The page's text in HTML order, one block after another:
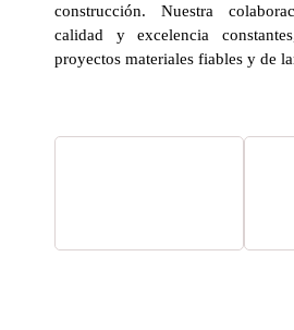
construcción. Nuestra
calidad y excelencia
proyectos materiales fiables y de